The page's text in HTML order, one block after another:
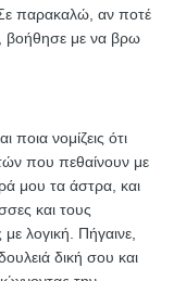
παρακαλώ, αν ποτέ
βοήθησε με να βρω
νομίζεις ότι
που πεθαίνουν με
μου τα άστρα, και
και τους
λογική. Πήγαινε,
δική σου και